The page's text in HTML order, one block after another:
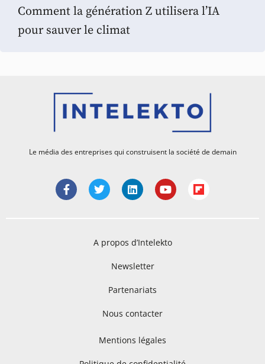
Comment la génération Z utilisera l’IA
pour sauver le climat
Le média des entreprises qui construisent la société de demain
A propos d’Intelekto
Newsletter
Partenariats
Nous contacter
Mentions légales